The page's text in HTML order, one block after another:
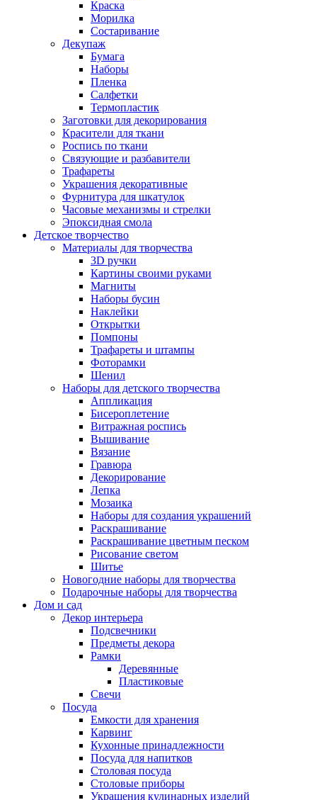
Краска
Морилка
Состаривание
Декупаж
Бумага
Наборы
Пленка
Салфетки
Термопластик
Заготовки для декорирования
Красители для ткани
Роспись по ткани
Связующие и разбавители
Трафареты
Украшения декоративные
Фурнитура для шкатулок
Часовые механизмы и стрелки
Эпоксидная смола
Детское творчество
Материалы для творчества
3D ручки
Картины своими руками
Магниты
Наборы бусин
Наклейки
Открытки
Помпоны
Трафареты и штампы
Фоторамки
Шенил
Наборы для детского творчества
Аппликация
Бисероплетение
Витражная роспись
Вышивание
Вязание
Гравюра
Декорирование
Лепка
Мозаика
Наборы для создания украшений
Раскрашивание
Раскрашивание цветным песком
Рисование светом
Шитье
Новогодние наборы для творчества
Подарочные наборы для творчества
Дом и сад
Декор интерьера
Подсвечники
Предметы декора
Рамки
Деревянные
Пластиковые
Свечи
Посуда
Емкости для хранения
Карвинг
Кухонные принадлежности
Посуда для напитков
Столовая посуда
Столовые приборы
Украшения кулинарных изделий